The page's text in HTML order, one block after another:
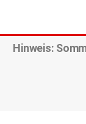
Hinweis: